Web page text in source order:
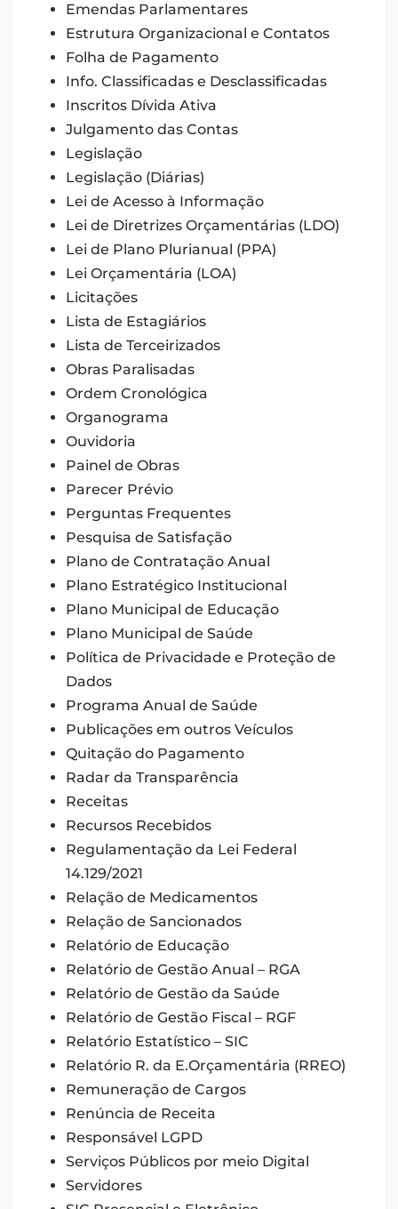
Emendas Parlamentares
Estrutura Organizacional e Contatos
Folha de Pagamento
Info. Classificadas e Desclassificadas
Inscritos Dívida Ativa
Julgamento das Contas
Legislação
Legislação (Diárias)
Lei de Acesso à Informação
Lei de Diretrizes Orçamentárias (LDO)
Lei de Plano Plurianual (PPA)
Lei Orçamentária (LOA)
Licitações
Lista de Estagiários
Lista de Terceirizados
Obras Paralisadas
Ordem Cronológica
Organograma
Ouvidoria
Painel de Obras
Parecer Prévio
Perguntas Frequentes
Pesquisa de Satisfação
Plano de Contratação Anual
Plano Estratégico Institucional
Plano Municipal de Educação
Plano Municipal de Saúde
Política de Privacidade e Proteção de
Dados
Programa Anual de Saúde
Publicações em outros Veículos
Quitação do Pagamento
Radar da Transparência
Receitas
Recursos Recebidos
Regulamentação da Lei Federal
14.129/2021
Relação de Medicamentos
Relação de Sancionados
Relatório de Educação
Relatório de Gestão Anual – RGA
Relatório de Gestão da Saúde
Relatório de Gestão Fiscal – RGF
Relatório Estatístico – SIC
Relatório R. da E.Orçamentária (RREO)
Remuneração de Cargos
Renúncia de Receita
Responsável LGPD
Serviços Públicos por meio Digital
Servidores